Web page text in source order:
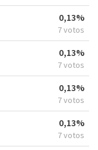
0,13%
7 votos
0,13%
7 votos
0,13%
7 votos
0,13%
7 votos